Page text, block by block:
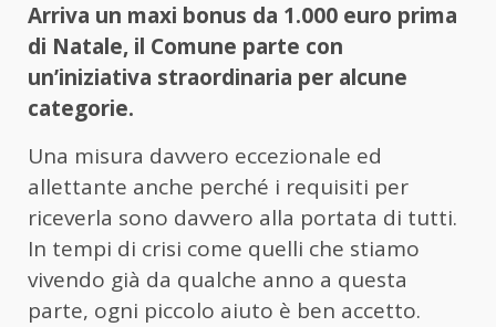
Arriva un maxi bonus da 1.000 euro prima
di Natale, il Comune parte con
un’iniziativa straordinaria per alcune
categorie.
Una misura davvero eccezionale ed
allettante anche perché i requisiti per
riceverla sono davvero alla portata di tutti.
In tempi di crisi come quelli che stiamo
vivendo già da qualche anno a questa
parte, ogni piccolo aiuto è ben accetto.